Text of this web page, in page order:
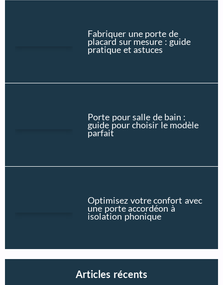
Fabriquer une porte de
placard sur mesure : guide
pratique et astuces
Porte pour salle de bain :
guide pour choisir le modèle
parfait
Optimisez votre confort avec
une porte accordéon à
isolation phonique
Articles récents